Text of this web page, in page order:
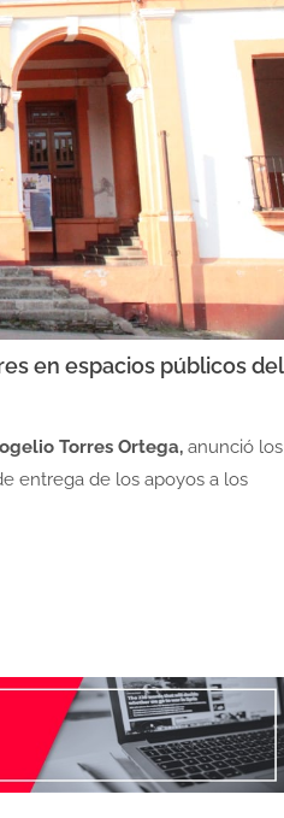
en espacios públicos del
Torres Ortega,anunció los
entrega de los apoyos a los